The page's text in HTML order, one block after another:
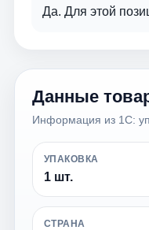
Да. Для этой
Данные
Информация из 1С:
УПАКОВКА
1 шт.
СТРАНА